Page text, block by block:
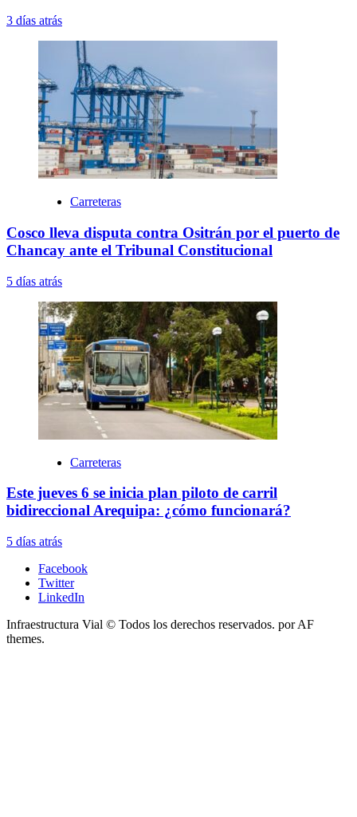
3 días atrás
Carreteras
Cosco lleva disputa contra Ositrán por el puerto de
Chancay ante el Tribunal Constitucional
5 días atrás
Carreteras
Este jueves 6 se inicia plan piloto de carril
bidireccional Arequipa: ¿cómo funcionará?
5 días atrás
Facebook
Twitter
LinkedIn
Infraestructura Vial © Todos los derechos reservados. por AF
themes.